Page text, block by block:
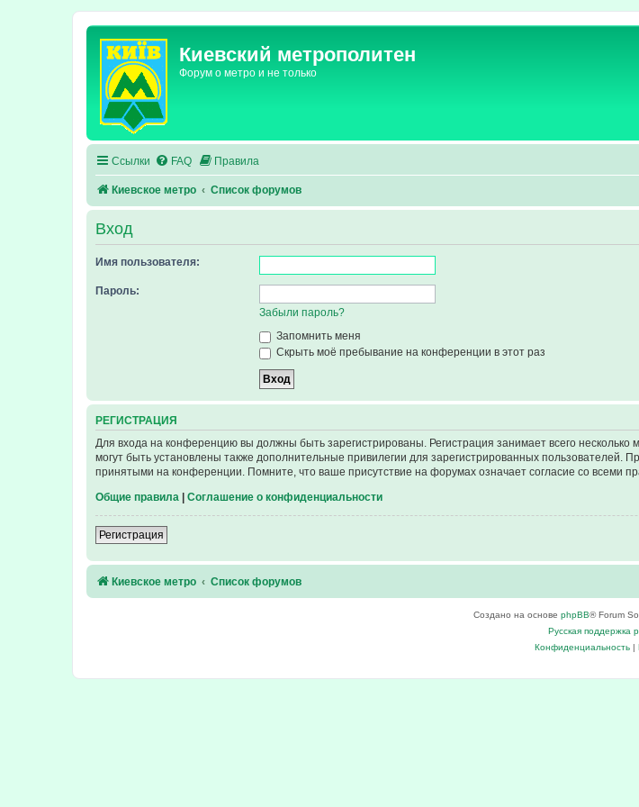
Киевский метрополитен
Форум о метро и не только
Ссылки FAQ Правила
Киевское метро Список форумов
Вход
Имя пользователя:
Пароль:
Забыли пароль?
Запомнить меня
Скрыть моё пребывание на конференции в этот раз
РЕГИСТРАЦИЯ
Для входа на конференцию вы должны быть зарегистрированы. Регистрация занимает всего
могут быть установлены также дополнительные привилегии для зарегистрированных пользователей.
принятыми на конференции. Помните, что ваше присутствие на форумах означает согласие со всеми
Общие правила Соглашение о конфиденциальности
Регистрация
Киевское метро Список форумов
Создано на основе phpBB® Forum
Русская поддержка
Конфиденциальность|